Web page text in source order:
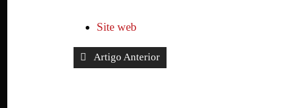
Site web
Artigo Anterior